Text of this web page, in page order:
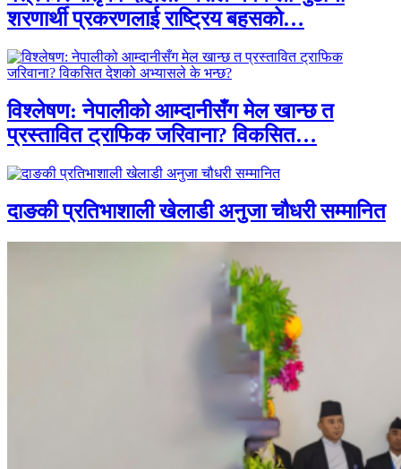
शरणार्थी प्रकरणलाई राष्ट्रिय बहसको…
विश्लेषण: नेपालीको आम्दानीसँग मेल खान्छ त
प्रस्तावित ट्राफिक जरिवाना? विकसित…
दाङकी प्रतिभाशाली खेलाडी अनुजा चौधरी सम्मानित